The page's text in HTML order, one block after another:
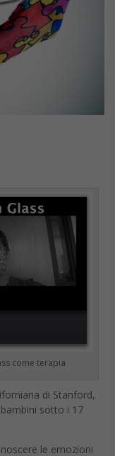
come terapia
di Stanford,
sotto i 17
le emozioni